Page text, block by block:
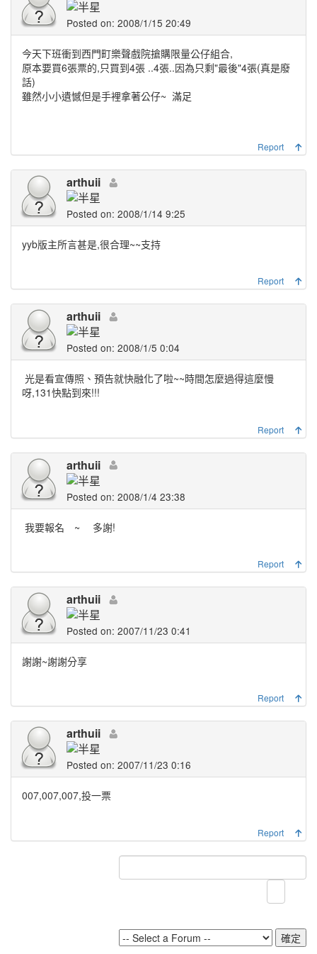
Posted on: 2008/1/15 20:49
今天下班衝到西門町樂聲戲院搶購限量公仔組合,
原本要買6張票的,只買到4張 ..4張..因為只剩"最後"4張(真是廢
話)
雖然小小遺憾但是手裡拿著公仔~ 滿足
Report
arthuii
Posted on: 2008/1/14 9:25
yyb版主所言甚是,很合理~~支持
Report
arthuii
Posted on: 2008/1/5 0:04
光是看宣傳照、預告就快融化了啦~~時間怎麼過得這麼慢
呀,131快點到來!!!
Report
arthuii
Posted on: 2008/1/4 23:38
我要報名 ~ 多謝!
Report
arthuii
Posted on: 2007/11/23 0:41
謝謝~謝謝分享
Report
arthuii
Posted on: 2007/11/23 0:16
007,007,007,投一票
Report